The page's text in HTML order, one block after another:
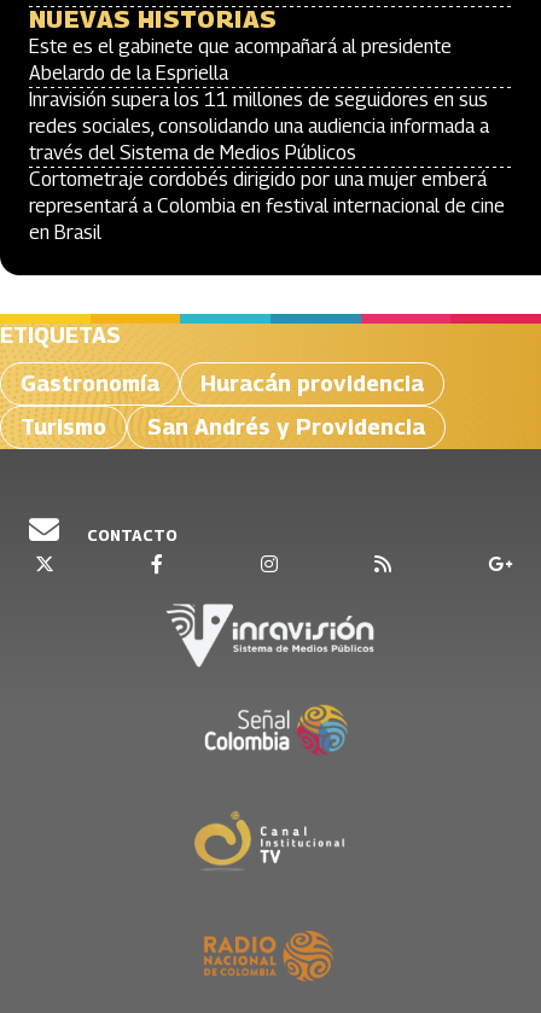
NUEVAS HISTORIAS
Este es el gabinete que acompañará al presidente
Abelardo de la Espriella
Inravisión supera los 11 millones de seguidores en sus
redes sociales, consolidando una audiencia informada a
través del Sistema de Medios Públicos
Cortometraje cordobés dirigido por una mujer emberá
representará a Colombia en festival internacional de cine
en Brasil
ETIQUETAS
Gastronomía
Huracán providencia
Turismo
San Andrés y Providencia
CONTACTO